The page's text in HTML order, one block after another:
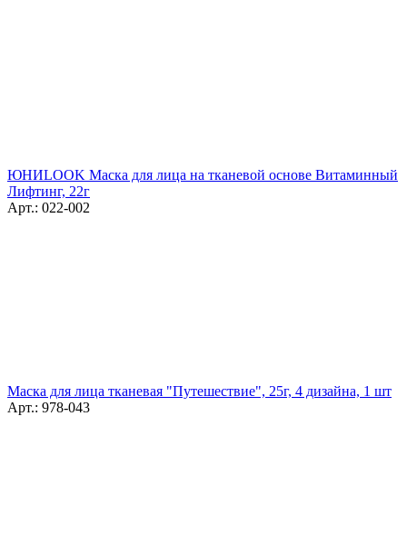
ЮНИLOOK Маска для лица на тканевой основе Витаминный
Лифтинг, 22г
Арт.: 022-002
Маска для лица тканевая "Путешествие", 25г, 4 дизайна, 1 шт
Арт.: 978-043